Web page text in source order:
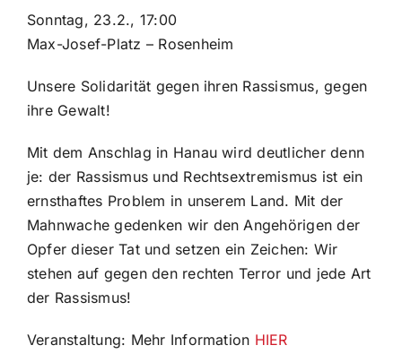
Sonntag, 23.2., 17:00
Max-Josef-Platz – Rosenheim
Unsere Solidarität gegen ihren Rassismus, gegen
ihre Gewalt!
Mit dem Anschlag in Hanau wird deutlicher denn
je: der Rassismus und Rechtsextremismus ist ein
ernsthaftes Problem in unserem Land. Mit der
Mahnwache gedenken wir den Angehörigen der
Opfer dieser Tat und setzen ein Zeichen: Wir
stehen auf gegen den rechten Terror und jede Art
der Rassismus!
Veranstaltung: Mehr Information HIER